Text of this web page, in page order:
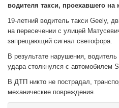
водителя такси, проехавшего на
19-летний водитель такси Geely,
на пересечении с улицей
запрещающий сигнал светофора.
В результате нарушения,
удара столкнулся с автомобилем
В ДТП никто не пострадал,
механические повреждения.